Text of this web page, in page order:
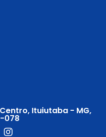
Ituiutaba - MG,
078